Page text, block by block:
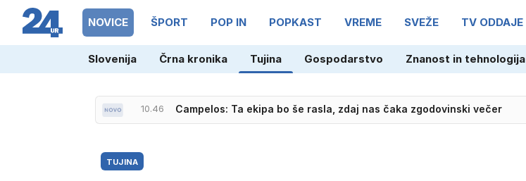
NOVICE ŠPORT POP IN POPKAST VREME SVEŽE TV ODDAJE
Slovenija Črna kronika Tujina Gospodarstvo Znanost in tehnologija
10.46 Campelos: Ta ekipa bo še rasla, zdaj nas čaka zgodovinski večer
TUJINA